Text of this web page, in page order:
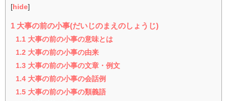
[ hide]
1 大事の前の小事(だいじのまえのしょうじ)
1.1 大事の前の小事の意味とは
1.2 大事の前の小事の由来
1.3 大事の前の小事の文章・例文
1.4 大事の前の小事の会話例
1.5 大事の前の小事の類義語